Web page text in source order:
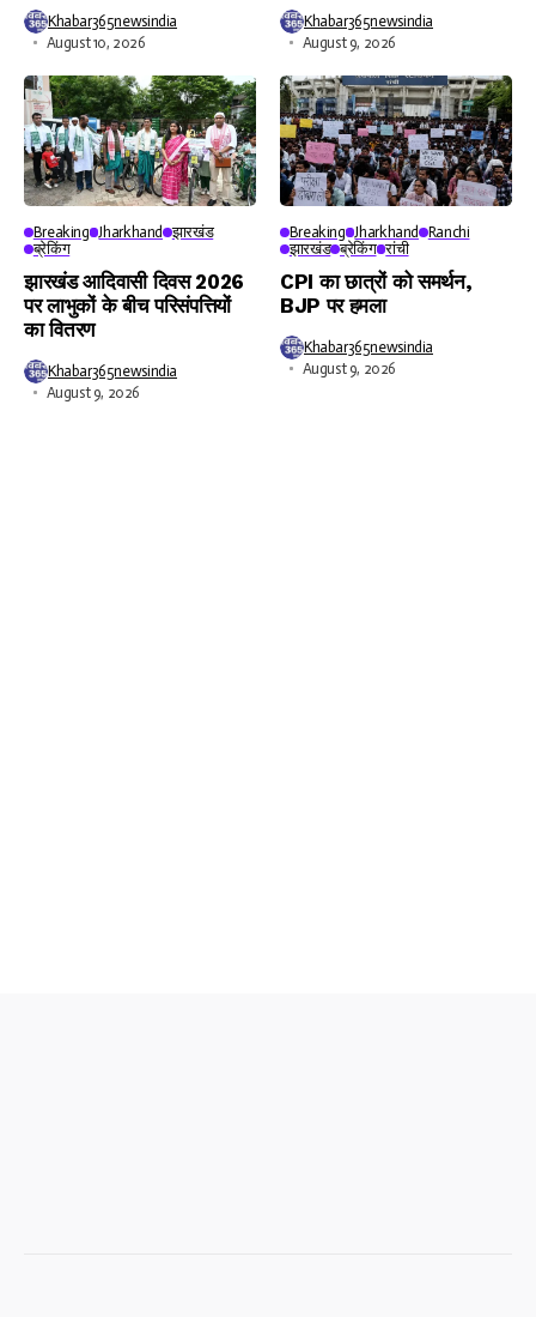
Khabar365newsindia
August 10, 2026
Khabar365newsindia
August 9, 2026
Breaking Jharkhand
झारखंड
ब्रेकिंग
झारखंड आदिवासी दिवस 2026
पर लाभुकों के बीच परिसंपत्तियों
का वितरण
Khabar365newsindia
August 9, 2026
Breaking Jharkhand
Ranchi
झारखंड ब्रेकिंग रांची
CPI का छात्रों को समर्थन,
BJP पर हमला
Khabar365newsindia
August 9, 2026